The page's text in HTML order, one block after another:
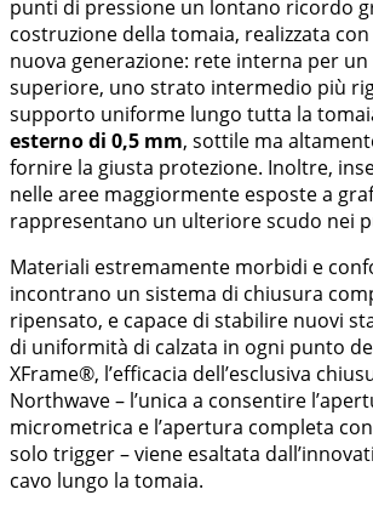
punti di pressione un lontano ricordo
costruzione della tomaia, realizzata
nuova generazione: rete interna per
superiore, uno strato intermedio più
supporto uniforme lungo tutta la
esterno di 0,5 mm, sottile ma
fornire la giusta protezione. Inoltre,
nelle aree maggiormente esposte a
rappresentano un ulteriore scudo nei
Materiali estremamente morbidi e
incontrano un sistema di chiusura
ripensato, e capace di stabilire nuovi
di uniformità di calzata in ogni punto
XFrame®, l’efficacia dell’esclusiva
Northwave – l’unica a consentire
micrometrica e l’apertura completa
solo trigger – viene esaltata
cavo lungo la tomaia.